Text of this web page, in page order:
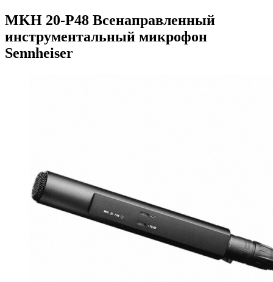
MKH 20-P48 Всенаправленный
инструментальный микрофон
Sennheiser